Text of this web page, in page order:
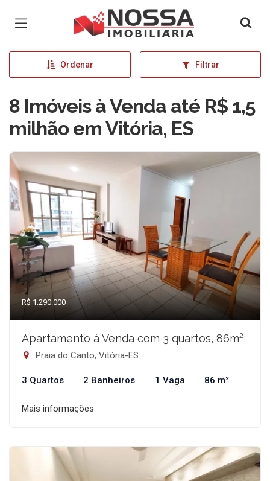
Página inicial
Ordenar Filtrar
8 Imóveis à Venda até R$ 1,5
milhão em Vitória, ES
R$ 1.290.000
Apartamento à Venda com 3 quartos, 86m²
Praia do Canto, Vitória-ES
3 Quartos 2 Banheiros 1 Vaga 86 m²
Mais informações